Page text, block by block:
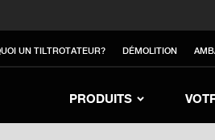
UN TILTROTATEUR? DÉMOLITION
PRODUITS
Kingdom Switch to Sweden
Netherlands Switch to Korea